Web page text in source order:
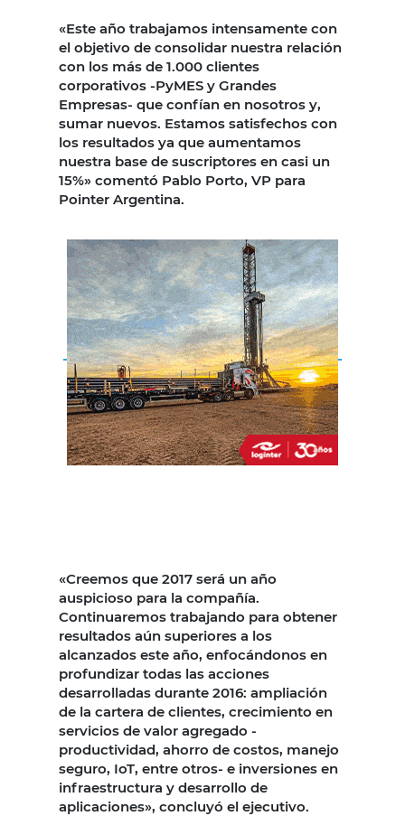
«Este año trabajamos intensamente con
el objetivo de consolidar nuestra relación
con los más de 1.000 clientes
corporativos -PyMES y Grandes
Empresas- que confían en nosotros y,
sumar nuevos. Estamos satisfechos con
los resultados ya que aumentamos
nuestra base de suscriptores en casi un
15%» comentó Pablo Porto, VP para
Pointer Argentina.
«Creemos que 2017 será un año
auspicioso para la compañía.
Continuaremos trabajando para obtener
resultados aún superiores a los
alcanzados este año, enfocándonos en
profundizar todas las acciones
desarrolladas durante 2016: ampliación
de la cartera de clientes, crecimiento en
servicios de valor agregado -
productividad, ahorro de costos, manejo
seguro, IoT, entre otros- e inversiones en
infraestructura y desarrollo de
aplicaciones», concluyó el ejecutivo.